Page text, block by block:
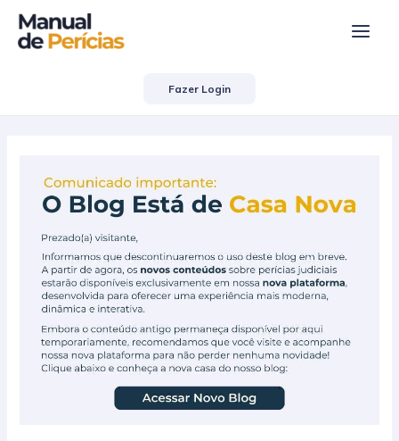
para
Fazer Login
Post
navigation